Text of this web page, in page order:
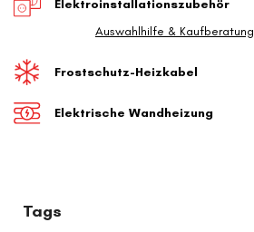
Elektroinstallationszubehör
Auswahlhilfe & Kaufberatung
Frostschutz-Heizkabel
Elektrische Wandheizung
Tags